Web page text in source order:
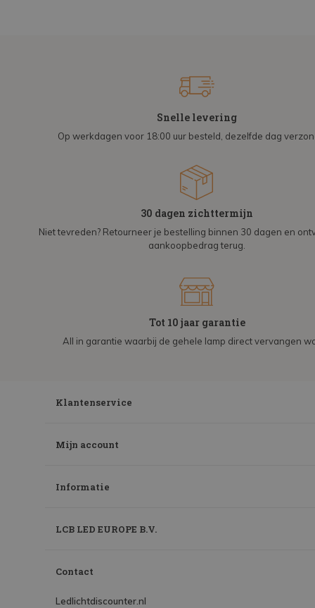
Snelle levering
Op werkdagen voor 18:00 uur besteld, dezelfde dag
30 dagen zichttermijn
Niet tevreden? Retourneer je bestelling binnen 30 dagen en
aankoopbedrag terug.
Tot 10 jaar garantie
All in garantie waarbij de gehele lamp direct vervangen
Klantenservice
Mijn account
Informatie
LCB LED EUROPE B.V.
Contact
Ledlichtdiscounter.nl